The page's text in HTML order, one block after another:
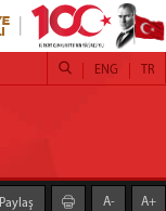
TR
ENG
Paylaş A- A+